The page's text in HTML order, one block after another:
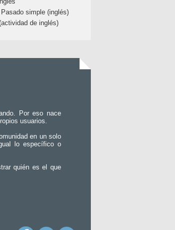
simple (inglés)
de inglés)
Por eso nace
usuarios.
en un solo
lo específico o
quién es el que